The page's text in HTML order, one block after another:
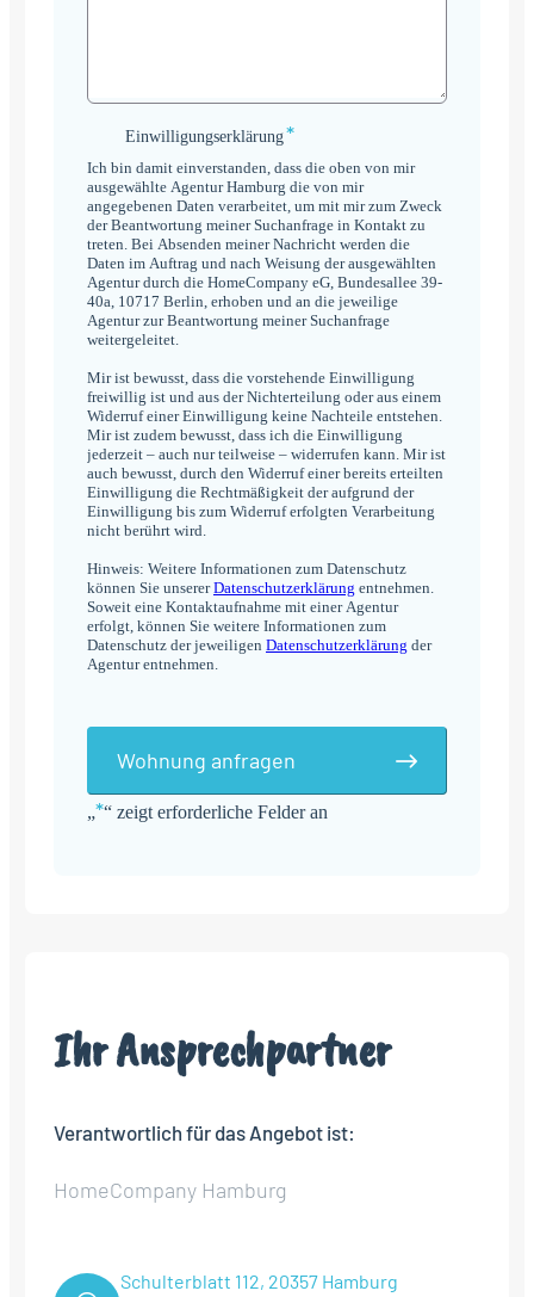
„*“ zeigt erforderliche Felder an
Einwilligungserklärung
Einwilligungserklärung*
Ich bin damit einverstanden, dass die oben von mir
ausgewählte Agentur Hamburg die von mir
angegebenen Daten verarbeitet, um mit mir zum Zweck
der Beantwortung meiner Suchanfrage in Kontakt zu
treten. Bei Absenden meiner Nachricht werden die
Daten im Auftrag und nach Weisung der ausgewählten
Agentur durch die HomeCompany eG, Bundesallee 39-
40a, 10717 Berlin, erhoben und an die jeweilige
Agentur zur Beantwortung meiner Suchanfrage
weitergeleitet.
Mir ist bewusst, dass die vorstehende Einwilligung
freiwillig ist und aus der Nichterteilung oder aus einem
Widerruf einer Einwilligung keine Nachteile entstehen.
Mir ist zudem bewusst, dass ich die Einwilligung
jederzeit – auch nur teilweise – widerrufen kann. Mir ist
auch bewusst, durch den Widerruf einer bereits erteilten
Einwilligung die Rechtmäßigkeit der aufgrund der
Einwilligung bis zum Widerruf erfolgten Verarbeitung
nicht berührt wird.
Hinweis: Weitere Informationen zum Datenschutz
können Sie unsererDatenschutzerklärung entnehmen.
Soweit eine Kontaktaufnahme mit einer Agentur
erfolgt, können Sie weitere Informationen zum
Datenschutz der jeweiligen Datenschutzerklärung der
Agentur entnehmen.
Wohnung anfragen
Ihr Ansprechpartner
Verantwortlich für das Angebot ist:
HomeCompany Hamburg
Schulterblatt 112, 20357 Hamburg